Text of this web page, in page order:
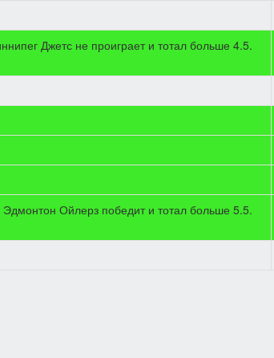
Джетс не проиграет и тотал больше 4.5.
Ойлерз победит и тотал больше 5.5.